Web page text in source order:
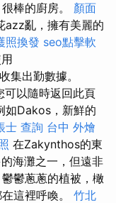
棒的廚房。 顏面
azz亂，擁有美麗的
照換發 seo點擊軟
集出勤數據。
可以隨時返回此頁
如Dakos，新鮮的
士 查詢 台中 外燴
在Zakynthos的東
海灘之一，但遠非
鬱鬱蔥蔥的植被，橄
這裡呼喚。 竹北